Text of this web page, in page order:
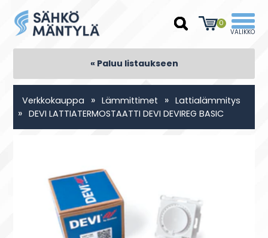
0
« Paluu listaukseen
Verkkokauppa » Lämmittimet » Lattialämmitys
» DEVI LATTIATERMOSTAATTI DEVI DEVIREG BASIC